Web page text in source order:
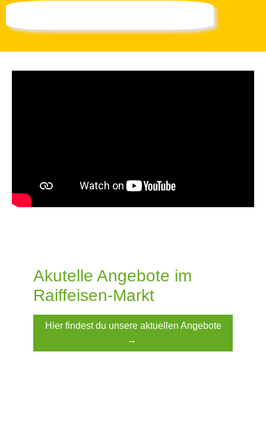
Akutelle Angebote im
Raiffeisen-Markt
Hier findest du unsere aktuellen Angebote
→